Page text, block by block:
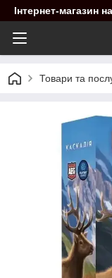
Інтернет-магазин
Товари та